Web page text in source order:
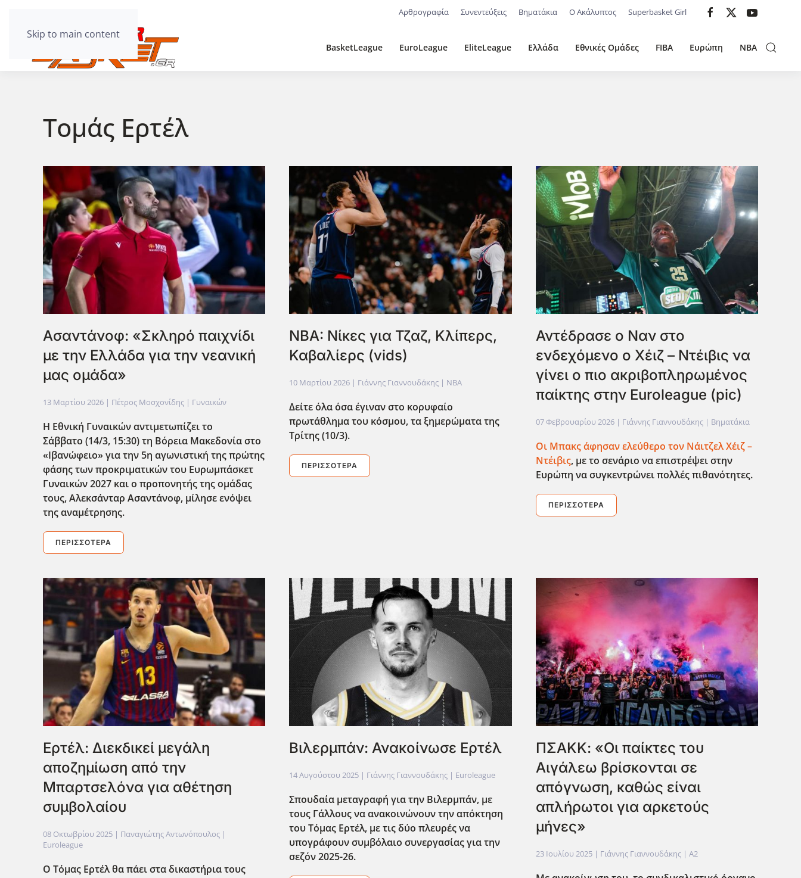
Skip to main content
Αρθρογραφία Συνεντεύξεις Βηματάκια Ο Ακάλυπτος Superbasket Girl
BasketLeague EuroLeague EliteLeague Ελλάδα Εθνικές Ομάδες FIBA Ευρώπη NBA
Τομάς Ερτέλ
Ασαντάνοφ: «Σκληρό παιχνίδι
με την Ελλάδα για την νεανική
μας ομάδα»
13 Μαρτίου 2026 | Πέτρος Μοσχονίδης | Γυναικών
Η Εθνική Γυναικών αντιμετωπίζει το
Σάββατο (14/3, 15:30) τη Βόρεια Μακεδονία στο
«Ιβανώφειο» για την 5η αγωνιστική της πρώτης
φάσης των προκριματικών του Ευρωμπάσκετ
Γυναικών 2027 και ο προπονητής της ομάδας
τους, Αλεκσάνταρ Ασαντάνοφ, μίλησε ενόψει
της αναμέτρησης.
ΠΕΡΙΣΣΌΤΕΡΑ
NBA: Νίκες για Τζαζ, Κλίπερς,
Καβαλίερς (vids)
10 Μαρτίου 2026 | Γιάννης Γιαννουδάκης | NBA
Δείτε όλα όσα έγιναν στο κορυφαίο
πρωτάθλημα του κόσμου, τα ξημερώματα της
Τρίτης (10/3).
ΠΕΡΙΣΣΌΤΕΡΑ
Αντέδρασε ο Ναν στο
ενδεχόμενο ο Χέιζ – Ντέιβις να
γίνει ο πιο ακριβοπληρωμένος
παίκτης στην Euroleague (pic)
07 Φεβρουαρίου 2026| Γιάννης Γιαννουδάκης | Βηματάκια
Οι Μπακς άφησαν ελεύθερο τον Νάιτζελ Χέιζ –
Ντέιβις, με το σενάριο να επιστρέψει στην
Ευρώπη να συγκεντρώνει πολλές πιθανότητες.
ΠΕΡΙΣΣΌΤΕΡΑ
Ερτέλ: Διεκδικεί μεγάλη
αποζημίωση από την
Μπαρτσελόνα για αθέτηση
συμβολαίου
08 Οκτωβρίου 2025 | Παναγιώτης Αντωνόπουλος |
Euroleague
Ο Τόμας Ερτέλ θα πάει στα δικαστήρια τους
Βιλερμπάν: Ανακοίνωσε Ερτέλ
14 Αυγούστου 2025 | Γιάννης Γιαννουδάκης | Euroleague
Σπουδαία μεταγραφή για την Βιλερμπάν, με
τους Γάλλους να ανακοινώνουν την απόκτηση
του Τόμας Ερτέλ, με τις δύο πλευρές να
υπογράφουν συμβόλαιο συνεργασίας για την
σεζόν 2025-26.
ΠΣΑΚΚ: «Οι παίκτες του
Αιγάλεω βρίσκονται σε
απόγνωση, καθώς είναι
απλήρωτοι για αρκετούς
μήνες»
23 Ιουλίου 2025| Γιάννης Γιαννουδάκης | A2